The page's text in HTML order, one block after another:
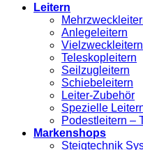
Leitern
Anlegeleitern
Vielzweckleitern
Teleskopleitern
Seilzugleitern
Schiebeleitern
Leiter-Zubehör
Spezielle
Podestleitern –
Markenshops
Steigtechnik